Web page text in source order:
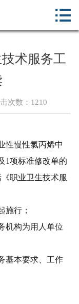
公示信息
服务项目
在线留言
技术支持
联系我们

术服务工
次数： 1210
性慢性氯丙烯中
1项标准修改单的
职业卫生技术服
施行；
机构为用人单位
基本要求、工作